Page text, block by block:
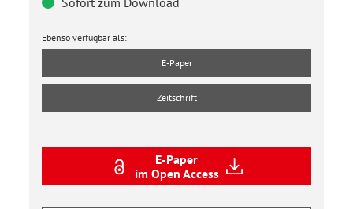
Ebenso verfügbar als:
E-Paper
Zeitschrift
E-Paper
im Open Access